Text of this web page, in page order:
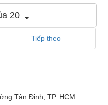
20
Tiếp theo
Tân Định, TP. HCM